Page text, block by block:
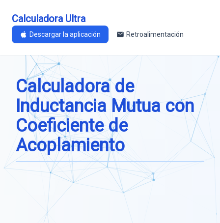
Calculadora Ultra
Descargar la aplicación Retroalimentación
Calculadora de
Inductancia Mutua con
Coeficiente de
Acoplamiento